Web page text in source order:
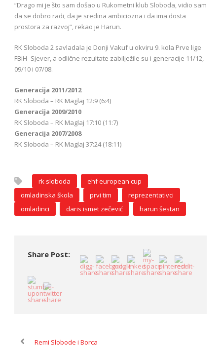
“Drago mi je što sam došao u Rukometni klub Sloboda, vidio sam
da se dobro radi, da je sredina ambiciozna i da ima dosta
prostora za razvoj”, rekao je Harun.
RK Sloboda 2 savladala je Donji Vakuf u okviru 9. kola Prve lige
FBiH- Sjever, a odlične rezultate zabilježile su i generacije 11/12,
09/10 i 07/08.
Generacija 2011/2012
RK Sloboda – RK Maglaj 12:9 (6:4)
Generacija 2009/2010
RK Sloboda – RK Maglaj 17:10 (11:7)
Generacija 2007/2008
RK Sloboda – RK Maglaj 37:24 (18:11)
rk sloboda
ehf european cup
omladinska škola
prvi tim
reprezentativci
omladinci
daris ismet zečević harun šestan
Share Post:
Remi Slobode i Borca